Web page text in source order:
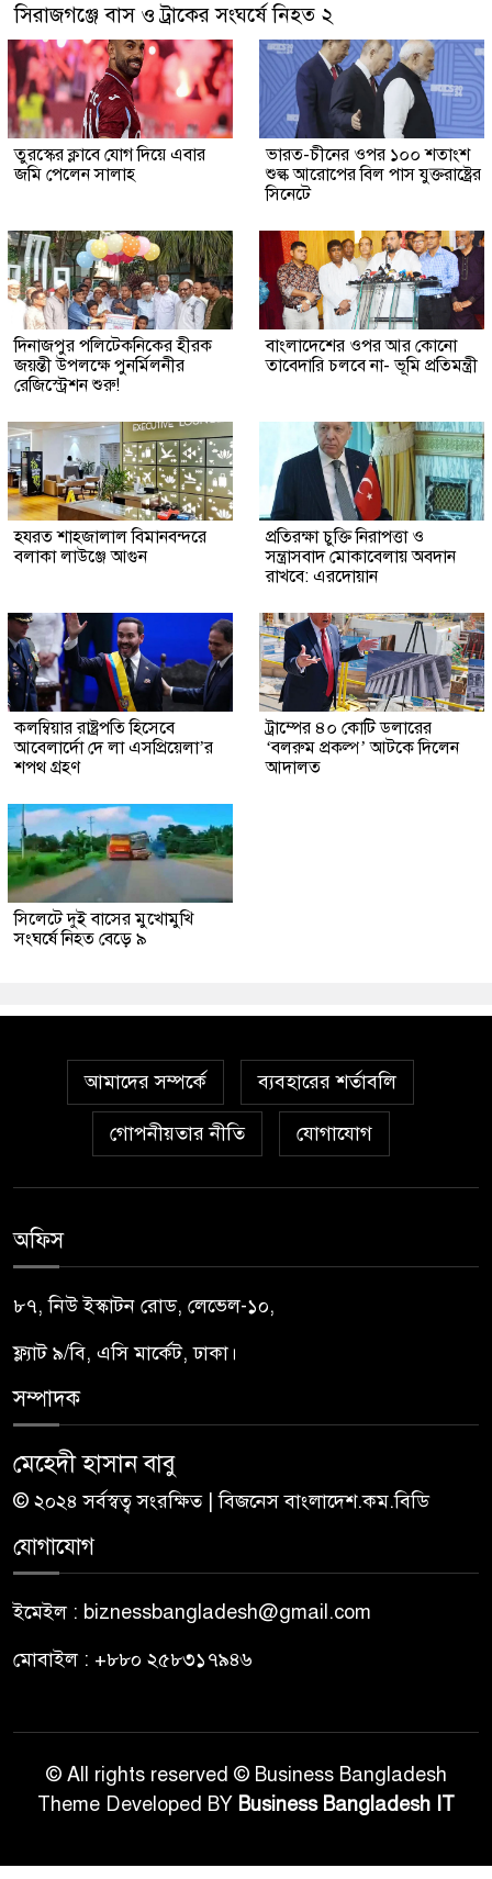
সিরাজগঞ্জে বাস ও ট্রাকের সংঘর্ষে নিহত ২
তুরস্কের ক্লাবে যোগ দিয়ে এবার
জমি পেলেন সালাহ
ভারত-চীনের ওপর ১০০ শতাংশ
শুল্ক আরোপের বিল পাস যুক্তরাষ্ট্রের
সিনেটে
দিনাজপুর পলিটেকনিকের হীরক
জয়ন্তী উপলক্ষে পুনর্মিলনীর
রেজিস্ট্রেশন শুরু!
বাংলাদেশের ওপর আর কোনো
তাবেদারি চলবে না- ভূমি প্রতিমন্ত্রী
হযরত শাহজালাল বিমানবন্দরে
বলাকা লাউঞ্জে আগুন
প্রতিরক্ষা চুক্তি নিরাপত্তা ও
সন্ত্রাসবাদ মোকাবেলায় অবদান
রাখবে: এরদোয়ান
কলম্বিয়ার রাষ্ট্রপতি হিসেবে
আবেলার্দো দে লা এসপ্রিয়েলা’র
শপথ গ্রহণ
ট্রাম্পের ৪০ কোটি ডলারের
‘বলরুম প্রকল্প’ আটকে দিলেন
আদালত
সিলেটে দুই বাসের মুখোমুখি
সংঘর্ষে নিহত বেড়ে ৯
আমাদের সম্পর্কে ব্যবহারের শর্তাবলি
গোপনীয়তার নীতি যোগাযোগ
অফিস
৮৭, নিউ ইস্কাটন রোড, লেভেল-১০,
ফ্ল্যাট ৯/বি, এসি মার্কেট, ঢাকা।
সম্পাদক
মেহেদী হাসান বাবু
© ২০২৪ সর্বস্বত্ব সংরক্ষিত | বিজনেস বাংলাদেশ.কম.বিডি
যোগাযোগ
ইমেইল : biznessbangladesh@gmail.com
মোবাইল : +৮৮০ ২৫৮৩১৭৯৪৬
© All rights reserved © Business Bangladesh
Theme Developed BY Business Bangladesh IT